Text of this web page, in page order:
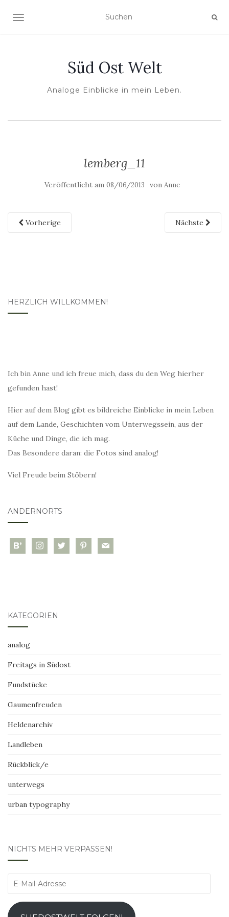
NAVIGATION UMSCHALTEN
Süd Ost Welt
Analoge Einblicke in mein Leben.
lemberg_11
Veröffentlicht am 08/06/2013 von Anne
Vorherige Nächste
HERZLICH WILLKOMMEN!
Ich bin Anne und ich freue mich, dass du den Weg hierher
gefunden hast!
Hier auf dem Blog gibt es bildreiche Einblicke in mein Leben
auf dem Lande, Geschichten vom Unterwegssein, aus der
Küche und Dinge, die ich mag.
Das Besondere daran: die Fotos sind analog!
Viel Freude beim Stöbern!
ANDERNORTS
bloglovininstagramtwitter pinterest
mail
KATEGORIEN
analog
Freitags in Südost
Fundstücke
Gaumenfreuden
Heldenarchiv
Landleben
Rückblick/e
unterwegs
urban typography
NICHTS MEHR VERPASSEN!
E-
Adresse